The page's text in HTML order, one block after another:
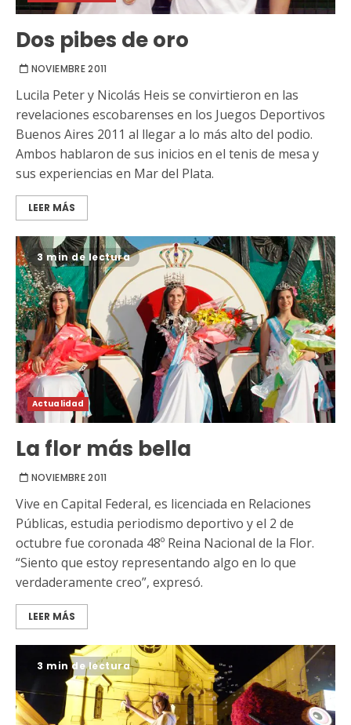
Dos pibes de oro
NOVIEMBRE 2011
Lucila Peter y Nicolás Heis se convirtieron en las
revelaciones escobarenses en los Juegos Deportivos
Buenos Aires 2011 al llegar a lo más alto del podio.
Ambos hablaron de sus inicios en el tenis de mesa y
sus experiencias en Mar del Plata.
LEER MÁS
3 min de lectura
Actualidad
La flor más bella
NOVIEMBRE 2011
Vive en Capital Federal, es licenciada en Relaciones
Públicas, estudia periodismo deportivo y el 2 de
octubre fue coronada 48º Reina Nacional de la Flor.
“Siento que estoy representando algo en lo que
verdaderamente creo”, expresó.
LEER MÁS
3 min de lectura